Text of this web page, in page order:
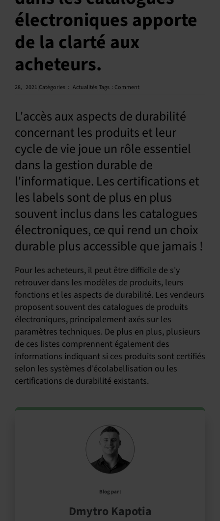
Français
électroniques apporte
de la clarté aux
acheteurs.
28, 2021|Catégories : Actualités|Tags : Comment
L'accès aux aspects de durabilité
concernant les produits et leur
cycle de vie joue un rôle essentiel
dans la gestion durable de
l'informatique. Les certifications et
les labels sont de plus en plus
souvent inclus dans les catalogues
électroniques, ce qui rend un choix
durable plus accessible que jamais !
Pour les acheteurs, il peut être difficile de s'y
retrouver dans les modèles de produits, leurs
fonctions et les aspects de durabilité. Les vendeurs
proposent souvent des catalogues de produits
électroniques, principalement axés sur les
paramètres techniques. De plus en plus, plusieurs
de ces listes comprennent également des
informations indiquant si ces produits sont certifiés
selon les systèmes d'écolabellisation ou les
certifications de durabilité existants.
Blog par :
Dmytro Kapotia